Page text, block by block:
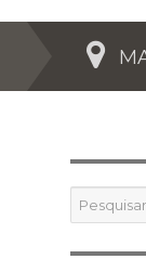
Pesquisar
por: